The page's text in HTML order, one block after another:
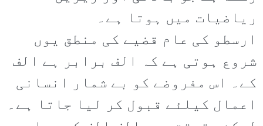
ریاضیات میں ہوتا ہے۔
ارسطو کی عام قضیے کی منطق یوں
شروع ہوتی ہے کہ الف برابر ہے الف
کے۔ اس مفروضے کو بے شمار انسانی
اعمال کیلئے قبول کر لیا جاتا ہے۔